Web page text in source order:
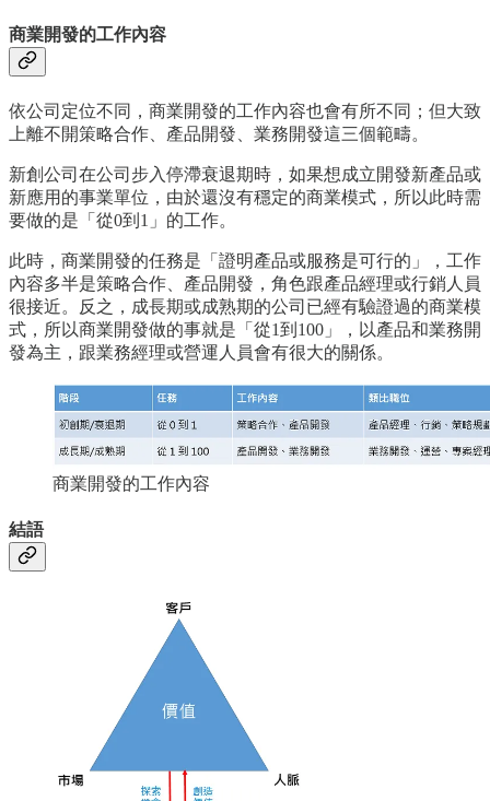
商業開發的工作內容
依公司定位不同，商業開發的工作內容也會有所不同；但大致
上離不開策略合作、產品開發、業務開發這三個範疇。
新創公司在公司步入停滯衰退期時，如果想成立開發新產品或
新應用的事業單位，由於還沒有穩定的商業模式，所以此時需
要做的是「從0到1」的工作。
此時，商業開發的任務是「證明產品或服務是可行的」，工作
內容多半是策略合作、產品開發，角色跟產品經理或行銷人員
很接近。反之，成長期或成熟期的公司已經有驗證過的商業模
式，所以商業開發做的事就是「從1到100」，以產品和業務開
發為主，跟業務經理或營運人員會有很大的關係。
商業開發的工作內容
結語